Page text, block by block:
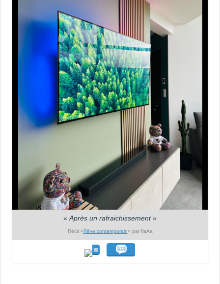
«Après un rafraichissement»
Récit «Rêve contemporain» par flaAa